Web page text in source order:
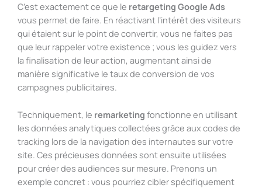
C’est exactement ce que le retargeting Google Ads
vous permet de faire. En réactivant l’intérêt des visiteurs
qui étaient sur le point de convertir, vous ne faites pas
que leur rappeler votre existence ; vous les guidez vers
la finalisation de leur action, augmentant ainsi de
manière significative le taux de conversion de vos
campagnes publicitaires.
Techniquement, le remarketing fonctionne en utilisant
les données analytiques collectées grâce aux codes de
tracking lors de la navigation des internautes sur votre
site. Ces précieuses données sont ensuite utilisées
pour créer des audiences sur mesure. Prenons un
exemple concret : vous pourriez cibler spécifiquement